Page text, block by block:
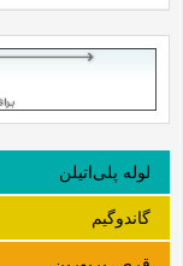
لوله‌ پلی‌اتیلن
گاندوگیم